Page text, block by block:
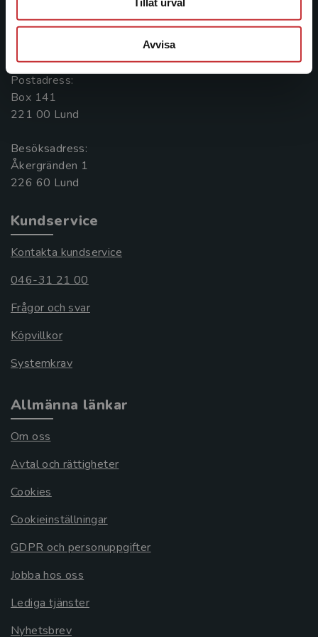
Avvisa
Kontakta oss
Postadress:
Box 141
221 00 Lund
Besöksadress:
Åkergränden 1
Kundservice
Kontakta kundservice
046-31 21 00
Frågor och svar
Köpvillkor
Systemkrav
Allmänna länkar
Om oss
Avtal och rättigheter
Cookies
Cookieinställningar
GDPR och personuppgifter
Jobba hos oss
Lediga tjänster
Nyhetsbrev